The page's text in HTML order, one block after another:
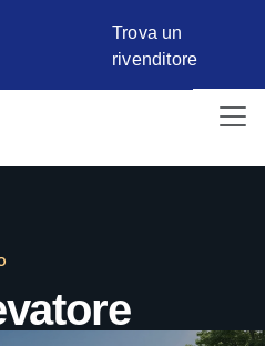
Trova un
rivenditore